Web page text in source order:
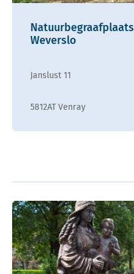
Natuurbegraafplaats
Weverslo
Janslust 11
5812AT Venray